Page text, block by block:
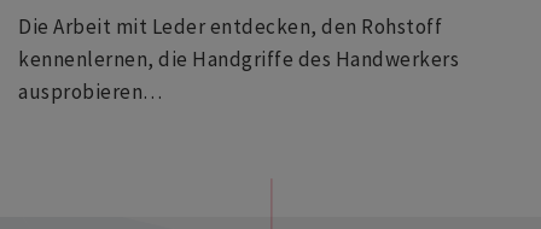
Die Arbeit mit Leder entdecken, den Rohstoff
kennenlernen, die Handgriffe des Handwerkers
ausprobieren…